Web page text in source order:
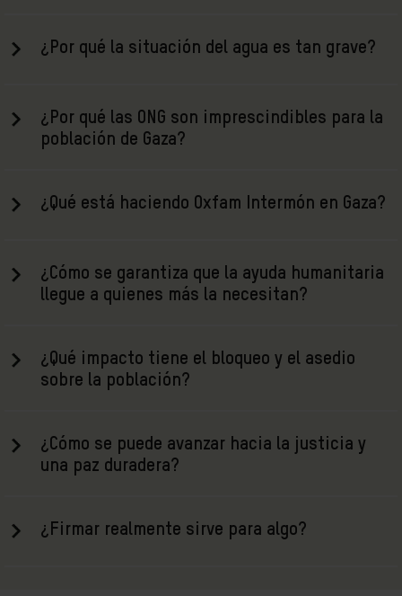
¿Por qué la situación del agua es tan grave?
¿Por qué las ONG son imprescindibles para la
población de Gaza?
¿Qué está haciendo Oxfam Intermón en Gaza?
¿Cómo se garantiza que la ayuda humanitaria
llegue a quienes más la necesitan?
¿Qué impacto tiene el bloqueo y el asedio
sobre la población?
¿Cómo se puede avanzar hacia la justicia y
una paz duradera?
¿Firmar realmente sirve para algo?